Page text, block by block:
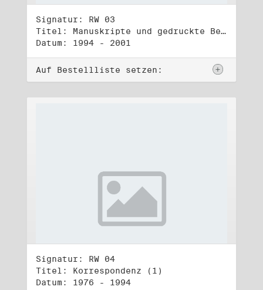
Signatur: RW 03
Titel: Manuskripte und gedruckte Belege (3)
Datum: 1994 - 2001
Auf Bestellliste setzen:
Signatur: RW 04
Titel: Korrespondenz (1)
Datum: 1976 - 1994